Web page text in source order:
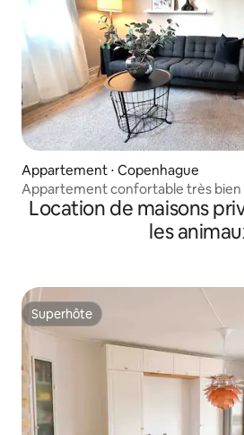
Appartement ⋅ Copenhague
Appartement confortable très bien
centre-ville
Location de maisons
les
Superhôte
Superhôte